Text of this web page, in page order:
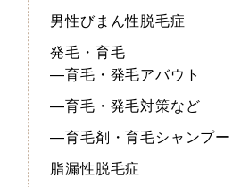
男性びまん性脱毛症
発毛・育毛
—育毛・発毛アバウト
—育毛・発毛対策など
—育毛剤・育毛シャンプー
脂漏性脱毛症